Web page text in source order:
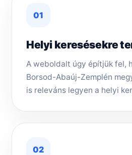
01
Helyi keresésekre
A weboldalt úgy építjük fel,
Borsod-Abaúj-Zemplén
is releváns legyen a helyi
02